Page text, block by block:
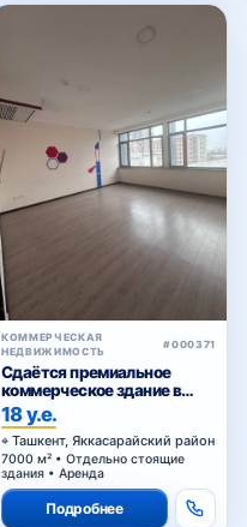
КОММЕРЧЕСКАЯ
НЕДВИЖИМОСТЬ
#000371
Сдаётся премиальное
коммерческое здание в
аренду
18 у.е.
Ташкент, Яккасарайский район
7000 м² • Отдельно стоящие
здания • Аренда
Подробнее